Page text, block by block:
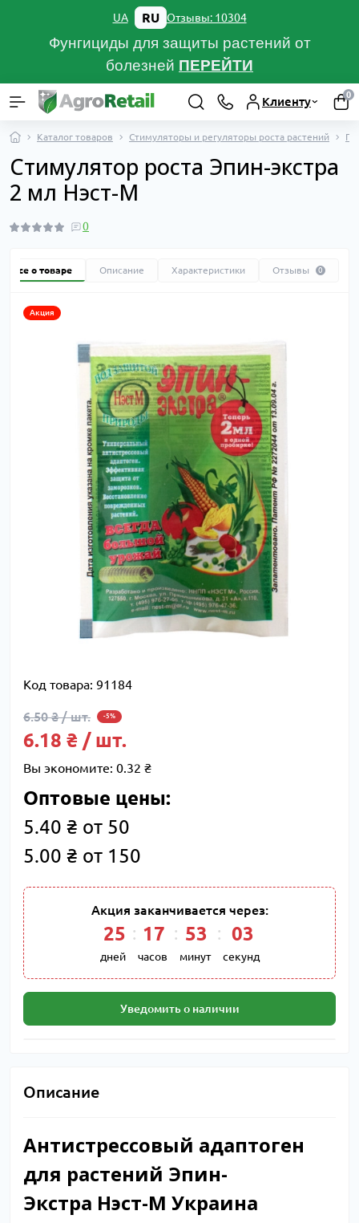
UA RU
Фунгициды для защиты растений от
болезней ПЕРЕЙТИ
Отзывы: 10304
Клиенту
0
Каталог товаров Стимуляторы и регуляторы роста растений
Стимулятор роста Эпин-экстра
2 мл Нэст-М
0
Все о товаре Описание Характеристики Отзывы 0
Акция
Код товара: 91184
6.50 ₴ / шт. -5%
6.18 ₴ / шт.
Вы экономите: 0.32 ₴
Оптовые цены:
5.40 ₴ от 50
5.00 ₴ от 150
Акция заканчивается через:
25
дней
: 17
часов
: 53
минут
: 02
секунд
Уведомить о наличии
Описание
Антистрессовый адаптоген
для растений Эпин-
Экстра Нэст-М Украина